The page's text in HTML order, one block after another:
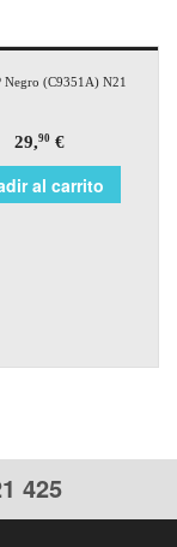
Negro (C9351A) N21
29,90€
al carrito
425